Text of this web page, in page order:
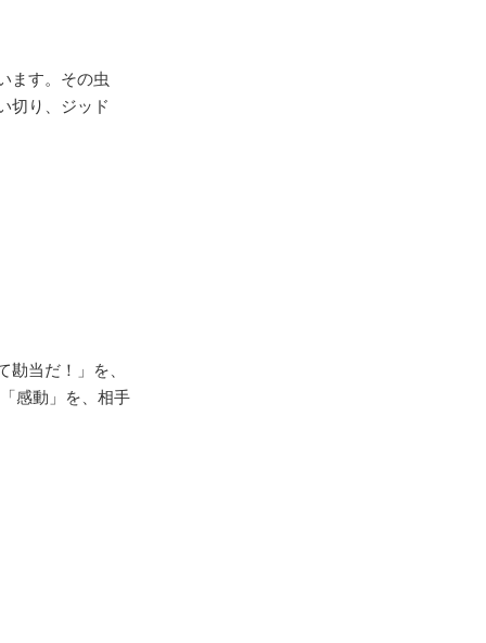
ます。その虫
切り、ジッド
当だ！」を、
感動」を、相手